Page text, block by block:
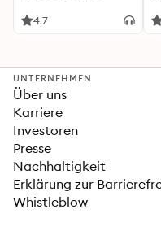
4.7
UNTERNEHMEN
Über uns
Karriere
Investoren
Presse
Nachhaltigkeit
Erklärung zur
Whistleblow